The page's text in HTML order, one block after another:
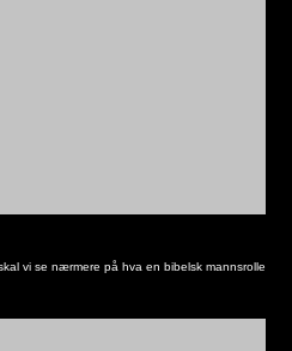
vi se nærmere på hva en bibelsk mannsrolle